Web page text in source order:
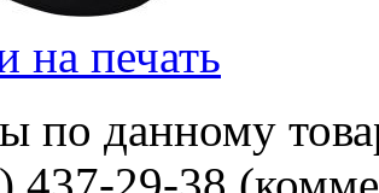
на печать
по данному